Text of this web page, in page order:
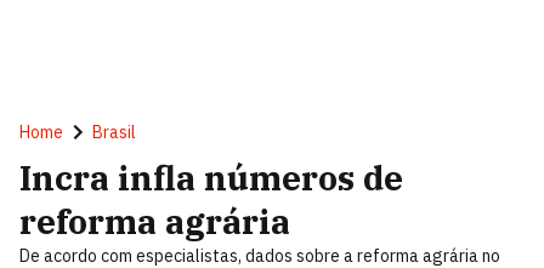
Home Brasil
Incra infla números de
reforma agrária
De acordo com especialistas, dados sobre a reforma agrária no